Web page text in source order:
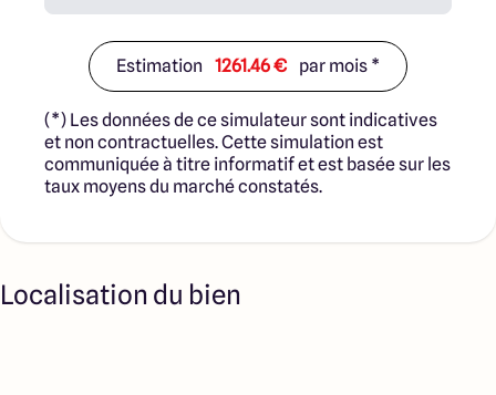
Estimation 1261.46 € par mois *
(*) Les données de ce simulateur sont indicatives
et non contractuelles. Cette simulation est
communiquée à titre informatif et est basée sur les
taux moyens du marché constatés.
Localisation du bien